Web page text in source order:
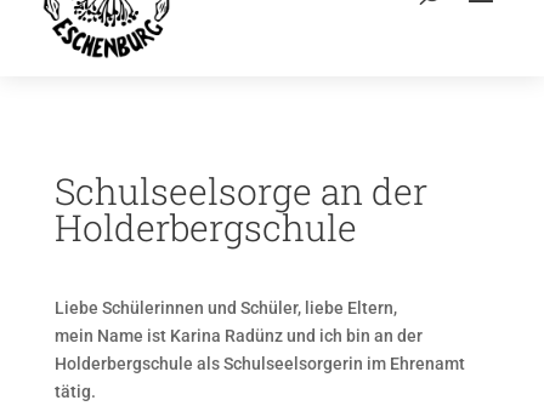
Schulseelsorge an der
Holderbergschule
Liebe Schülerinnen und Schüler, liebe Eltern,
mein Name ist Karina Radünz und ich bin an der
Holderbergschule als Schulseelsorgerin im Ehrenamt
tätig.